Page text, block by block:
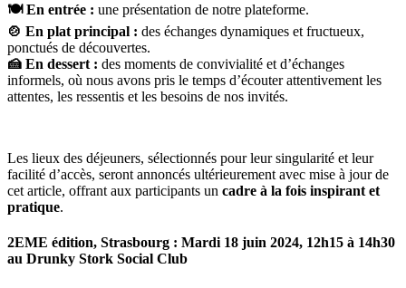
🍽 En entrée : une présentation de notre plateforme.
🍲 En plat principal : des échanges dynamiques et fructueux,
ponctués de découvertes.
🍰 En dessert : des moments de convivialité et d’échanges
informels, où nous avons pris le temps d’écouter attentivement les
attentes, les ressentis et les besoins de nos invités.
Les lieux des déjeuners, sélectionnés pour leur singularité et leur
facilité d’accès, seront annoncés ultérieurement avec mise à jour de
cet article, offrant aux participants un cadre à la fois inspirant et
pratique.
2EME édition, Strasbourg : Mardi 18 juin 2024, 12h15 à 14h30
au Drunky Stork Social Club